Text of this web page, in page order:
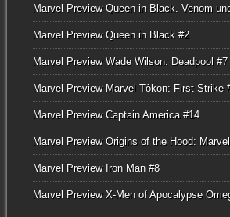
Marvel Preview Queen in Black. Venom
Marvel Preview Queen in Black #2
Marvel Preview Wade Wilson: Deadpool #7
Marvel Preview Marvel Tôkon: First Strike
Marvel Preview Captain America #14
Marvel Preview Origins of the Hood:
Marvel Preview Iron Man #8
Marvel Preview X-Men of Apocalypse